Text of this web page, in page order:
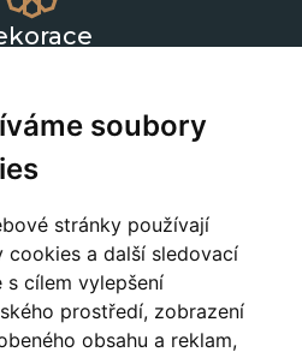
soubory
stránky používají
cookies a další sledovací
s cílem vylepšení
prostředí, zobrazení
obsahu a reklam,
zabývající se dovozem a